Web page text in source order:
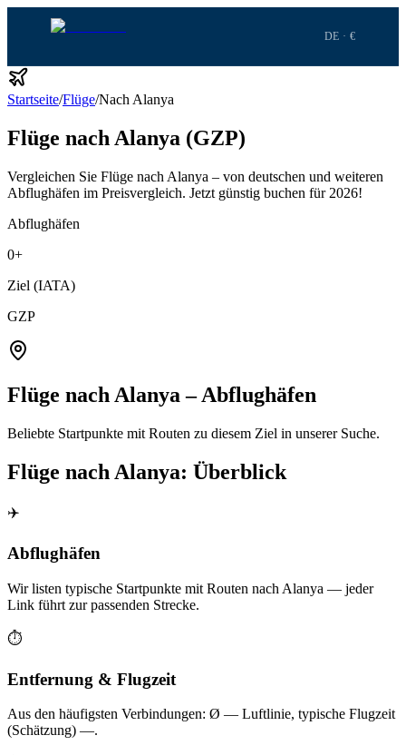
DE · €
Startseite/Flüge/Nach Alanya
Flüge nach Alanya (GZP)
Vergleichen Sie Flüge nach Alanya – von deutschen und weiteren
Abflughäfen im Preisvergleich. Jetzt günstig buchen für 2026!
Abflughäfen
0+
Ziel (IATA)
GZP
Flüge nach Alanya – Abflughäfen
Beliebte Startpunkte mit Routen zu diesem Ziel in unserer Suche.
Flüge nach Alanya: Überblick
✈️
Abflughäfen
Wir listen typische Startpunkte mit Routen nach Alanya — jeder
Link führt zur passenden Strecke.
⏱️
Entfernung & Flugzeit
Aus den häufigsten Verbindungen: Ø — Luftlinie, typische Flugzeit
(Schätzung) —.